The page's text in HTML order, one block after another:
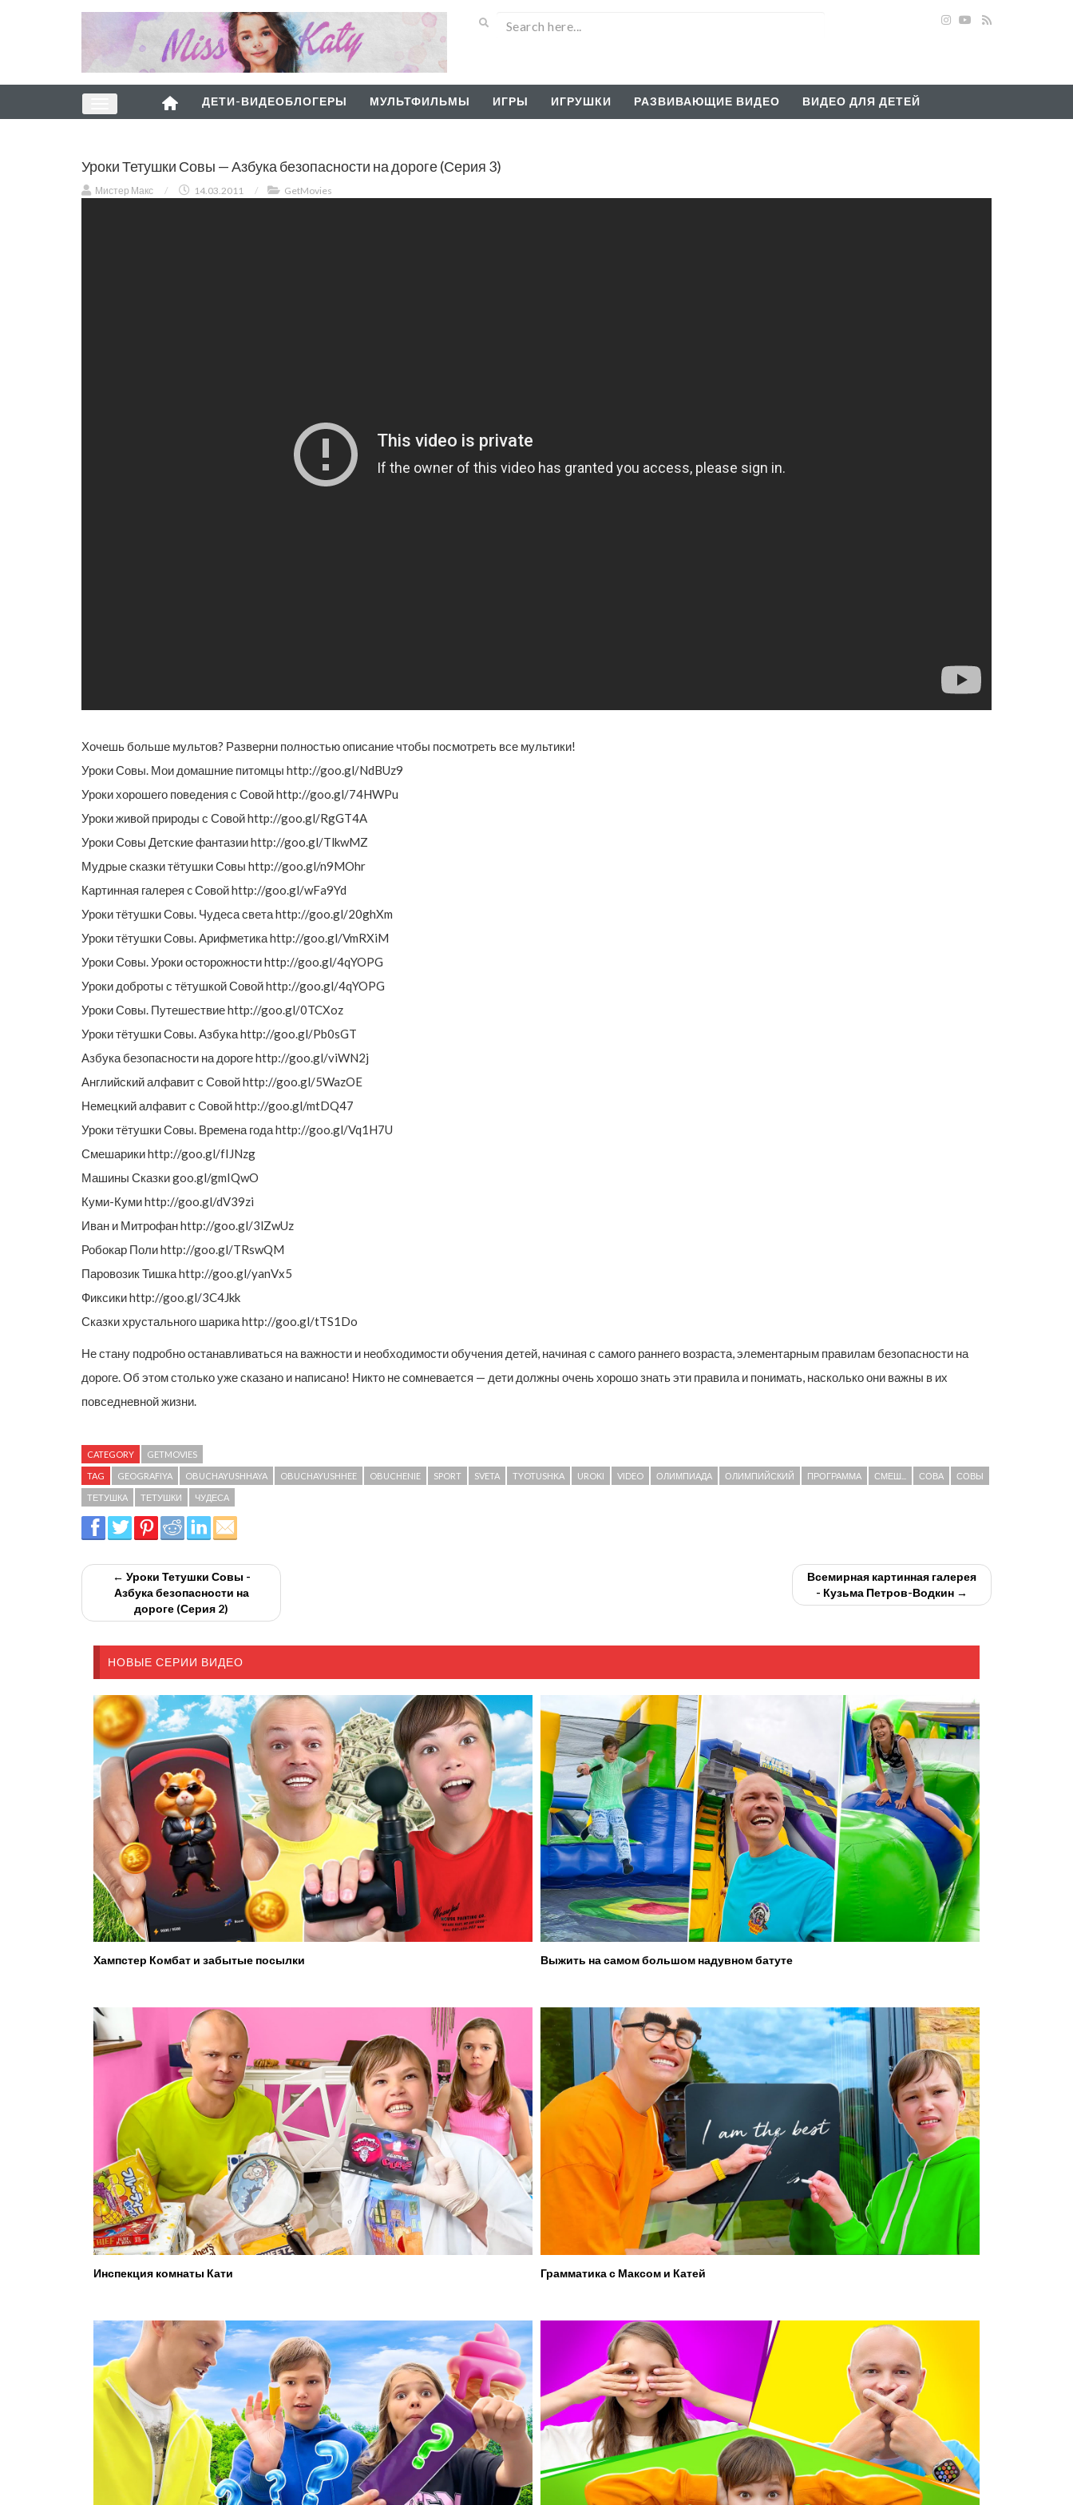
ДЕТИ-ВИДЕОБЛОГЕРЫ МУЛЬТФИЛЬМЫ ИГРЫ ИГРУШКИ РАЗВИВАЮЩИЕ ВИДЕО ВИДЕО ДЛЯ ДЕТЕЙ
Уроки Тетушки Совы — Азбука безопасности на дороге (Серия 3)
Мистер Макс / 14.03.2011 / GetMovies
Хочешь больше мультов? Разверни полностью описание чтобы посмотреть все мультики!
Уроки Совы. Мои домашние питомцы http://goo.gl/NdBUz9
Уроки хорошего поведения с Совой http://goo.gl/74HWPu
Уроки живой природы с Совой http://goo.gl/RgGT4A
Уроки Совы Детские фантазии http://goo.gl/TlkwMZ
Мудрые сказки тётушки Совы http://goo.gl/n9MOhr
Картинная галерея c Совой http://goo.gl/wFa9Yd
Уроки тётушки Совы. Чудеса света http://goo.gl/20ghXm
Уроки тётушки Совы. Арифметика http://goo.gl/VmRXiM
Уроки Совы. Уроки осторожности http://goo.gl/4qYOPG
Уроки доброты с тётушкой Совой http://goo.gl/4qYOPG
Уроки Совы. Путешествие http://goo.gl/0TCXoz
Уроки тётушки Совы. Азбука http://goo.gl/Pb0sGT
Азбука безопасности на дороге http://goo.gl/viWN2j
Английский алфавит с Совой http://goo.gl/5WazOE
Немецкий алфавит с Совой http://goo.gl/mtDQ47
Уроки тётушки Совы. Времена года http://goo.gl/Vq1H7U
Смешарики http://goo.gl/fIJNzg
Машины Сказки goo.gl/gmIQwO
Куми-Куми http://goo.gl/dV39zi
Иван и Митрофан http://goo.gl/3lZwUz
Робокар Поли http://goo.gl/TRswQM
Паровозик Тишка http://goo.gl/yanVx5
Фиксики http://goo.gl/3C4Jkk
Сказки хрустального шарика http://goo.gl/tTS1Do
Не стану подробно останавливаться на важности и необходимости обучения детей, начиная с самого раннего возраста, элементарным правилам безопасности на
дороге. Об этом столько уже сказано и написано! Никто не сомневается — дети должны очень хорошо знать эти правила и понимать, насколько они важны в их
повседневной жизни.
CATEGORY GETMOVIES
TAG GEOGRAFIYA OBUCHAYUSHHAYA OBUCHAYUSHHEE OBUCHENIE SPORT SVETA TYOTUSHKA UROKI VIDEO ОЛИМПИАДА ОЛИМПИЙСКИЙ ПРОГРАММА СМЕШ... СОВА СОВЫ
ТЕТУШКА ТЕТУШКИ ЧУДЕСА
← Уроки Тетушки Совы -
Азбука безопасности на
дороге (Серия 2)
Всемирная картинная галерея
- Кузьма Петров-Водкин →
НОВЫЕ СЕРИИ ВИДЕО
Хампстер Комбат и забытые посылки Выжить на самом большом надувном батуте
Инспекция комнаты Кати Грамматика с Максом и Катей